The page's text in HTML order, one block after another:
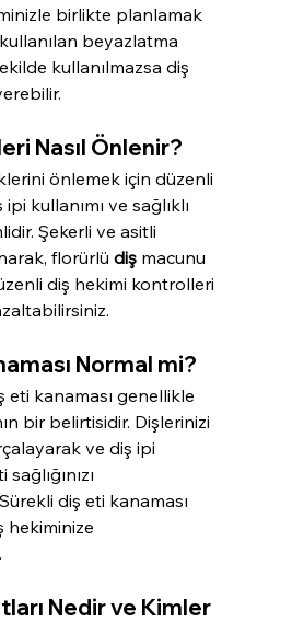
birlikte planlamak
beyazlatma
kullanılmazsa diş
Nasıl Önlenir?
önlemek için düzenli
kullanımı ve sağlıklı
Şekerli ve asitli
florürlü diş macunu
diş hekimi kontrolleri
Normal mi?
eti kanaması genellikle
bir belirtisidir. Dişlerinizi
ve diş ipi
diş eti kanaması
hekiminize
Nedir ve Kimler